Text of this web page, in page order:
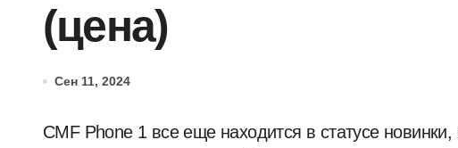
(цена)
Сен 11, 2024
CMF Phone 1 все еще находится в статусе